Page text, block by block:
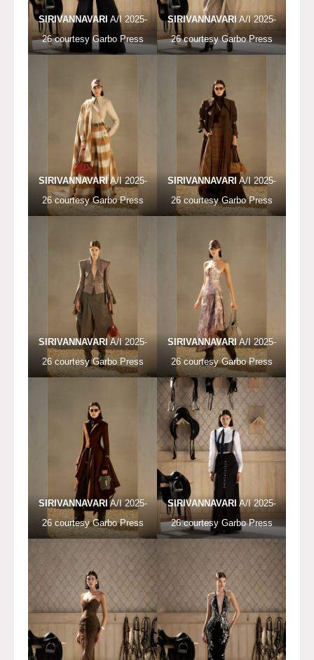
SIRIVANNAVARI A/I 2025-
26 courtesy Garbo Press
SIRIVANNAVARI A/I 2025-
26 courtesy Garbo Press
SIRIVANNAVARIA/I 2025-
26 courtesy Garbo Press
SIRIVANNAVARI A/I 2025-
26 courtesy Garbo Press
SIRIVANNAVARIA/I 2025-
26 courtesy Garbo Press
SIRIVANNAVARIA/I 2025-
26 courtesy Garbo Press
SIRIVANNAVARI A/I 2025-
26 courtesy Garbo Press
SIRIVANNAVARI A/I 2025-
26 courtesy Garbo Press